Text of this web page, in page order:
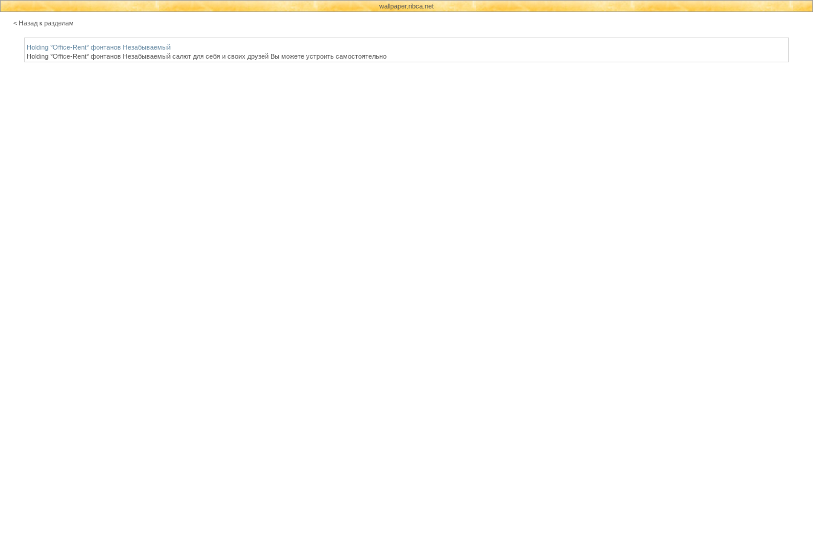
wallpaper.ribca.net
< Назад к разделам
Holding °Office-Rent° фонтанов Незабываемый
Holding °Office-Rent° фонтанов Незабываемый салют для себя и своих друзей Вы можете устроить самостоятельно